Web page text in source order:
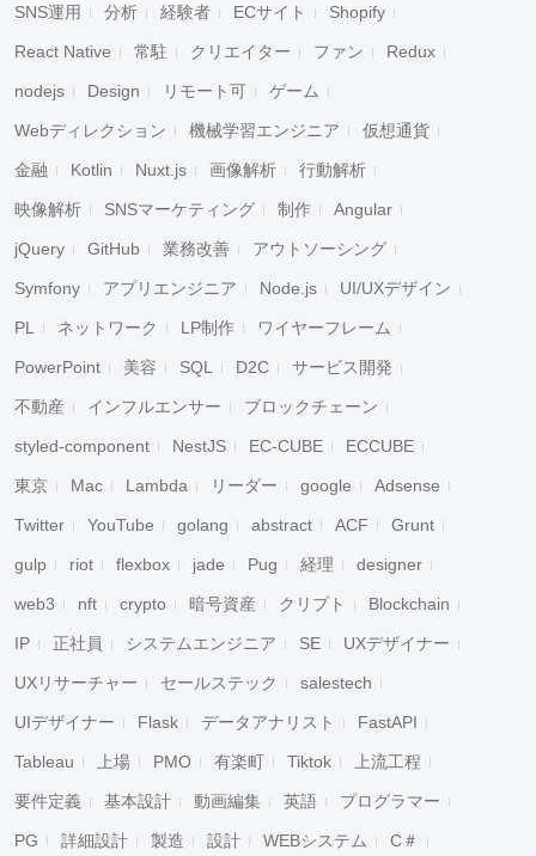
SNS運用 分析 経験者 ECサイト Shopify
React Native 常駐 クリエイター ファン Redux
nodejs Design リモート可 ゲーム
Webディレクション 機械学習エンジニア 仮想通貨
金融 Kotlin Nuxt.js 画像解析 行動解析
映像解析 SNSマーケティング 制作 Angular
jQuery GitHub 業務改善 アウトソーシング
Symfony アプリエンジニア Node.js UI/UXデザイン
PL ネットワーク LP制作 ワイヤーフレーム
PowerPoint 美容 SQL D2C サービス開発
不動産 インフルエンサー ブロックチェーン
styled-component NestJS EC-CUBE ECCUBE
東京 Mac Lambda リーダー google Adsense
Twitter YouTube golang abstract ACF Grunt
gulp riot flexbox jade Pug 経理 designer
web3 nft crypto 暗号資産 クリプト Blockchain
IP 正社員 システムエンジニア SE UXデザイナー
UXリサーチャー セールステック salestech
UIデザイナー Flask データアナリスト FastAPI
Tableau 上場 PMO 有楽町 Tiktok 上流工程
要件定義 基本設計 動画編集 英語 プログラマー
PG 詳細設計 製造 設計 WEBシステム C＃